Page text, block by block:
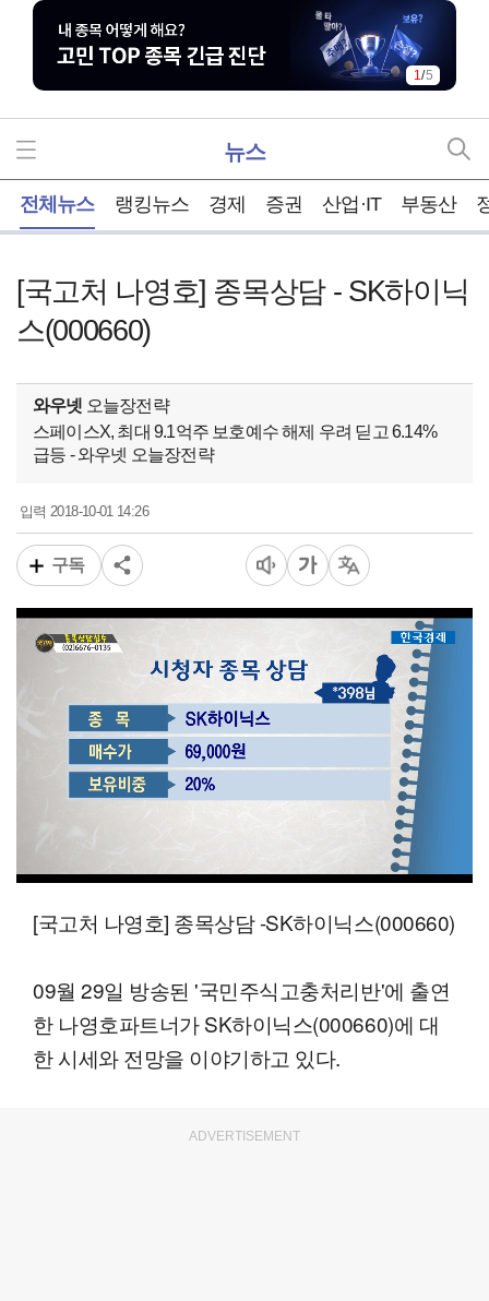
1/5
뉴스
전체뉴스 랭킹뉴스 경제 증권 산업·IT 부동산
[국고처 나영호] 종목상담 - SK하이닉
스(000660)
와우넷 오늘장전략
스페이스X, 최대 9.1억주 보호예수 해제 우려 딛고 6.14%
급등 - 와우넷 오늘장전략
입력2018-10-01 14:26
구독
05:58 일반배속
[국고처 나영호] 종목상담 -SK하이닉스(000660)
09월 29일 방송된 '국민주식고충처리반'에 출연
한 나영호파트너가 SK하이닉스(000660)에 대
한 시세와 전망을 이야기하고 있다.
ADVERTISEMENT